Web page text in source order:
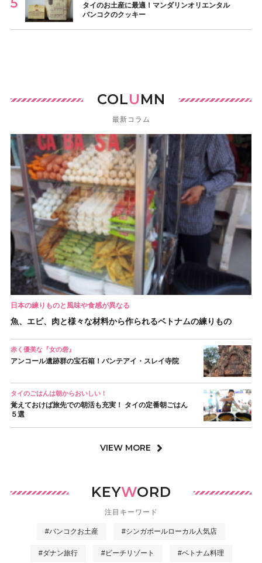
タイのお土産に最適！マンダリンオリエンタル
バンコクのクッキー
COLUMN
最新コラム
日本の練りものと風味や食感が異なる
魚、エビ、肉と様々な材料から作られるベトナムの練りもの
赤く優美な『女の砦』
アンコール遺跡群の宝石箱！バンテアイ・スレイ寺院
タイのごはんは朝からおいしい！
覚えておけば旅先での朝活も充実！ タイの定番朝ごはん
５選
VIEW MORE
KEYWORD
注目キーワード
#バンコクお土産 #シンガポールローカル人気店
#ダナン旅行 #ビーチリゾート #ベトナム料理